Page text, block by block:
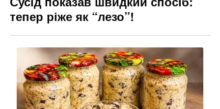
тепер ріже як “лезо”!